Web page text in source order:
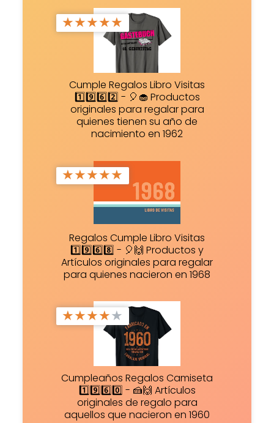
★★★★★
Cumple Regalos Libro Visitas
1️⃣9️⃣6️⃣2️⃣ - 🎈🧁 Productos
originales para regalar para
quienes tienen su año de
nacimiento en 1962
★★★★★
Regalos Cumple Libro Visitas
1️⃣9️⃣6️⃣8️⃣ - 🎈🙌 Productos y
Artículos originales para regalar
para quienes nacieron en 1968
★★★★★
Cumpleaños Regalos Camiseta
1️⃣9️⃣6️⃣0️⃣ - 🍰🙌 Artículos
originales de regalo para
aquellos que nacieron en 1960